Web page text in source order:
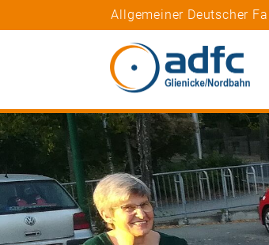
Allgemeiner Deutscher